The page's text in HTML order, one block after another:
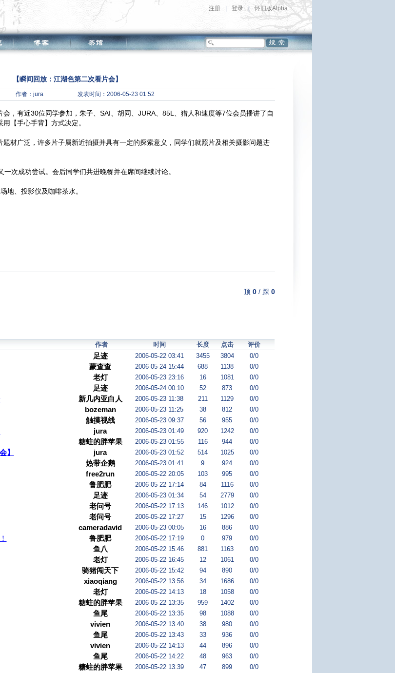
注册 登录 | 怀旧版Alpha
【瞬间回放：江湖色第二次看片会】
作者：jura 发表时间：2006-05-23 01:52
，有近30位同学参加，朱子、SAI、胡同、JURA、85L、猎人和速度等7位会员播讲了自
【手心手背】方式决定。
材广泛，许多片子属新近拍摄并具有一定的探索意义，同学们就照片及相关摄影问题进
次成功尝试。会后同学们共进晚餐并在席间继续讨论。
地、投影仪及咖啡茶水。
顶 0/ 踩 0
作者 时间 长度 点击 评价
足迹 2006-05-22 03:41 3455 3804 0/0
蒙查查 2006-05-24 15:44 688 1138 0/0
老灯 2006-05-23 23:16 16 1081 0/0
足迹 2006-05-24 00:10 52 873 0/0
新几内亚白人 2006-05-23 11:38 211 1129 0/0
bozeman 2006-05-23 11:25 38 812 0/0
触摸视线 2006-05-23 09:37 56 955 0/0
jura 2006-05-23 01:49 920 1242 0/0
糖蛀的胖苹果 2006-05-23 01:55 116 944 0/0
】 jura 2006-05-23 01:52 514 1025 0/0
热带企鹅 2006-05-23 01:41 9 924 0/0
free2run 2006-05-22 20:05 103 995 0/0
鲁肥肥 2006-05-22 17:14 84 1116 0/0
足迹 2006-05-23 01:34 54 2779 0/0
老问号 2006-05-22 17:13 146 1012 0/0
老问号 2006-05-22 17:27 15 1296 0/0
cameradavid 2006-05-23 00:05 16 886 0/0
鲁肥肥 2006-05-22 17:19 0 979 0/0
鱼八 2006-05-22 15:46 881 1163 0/0
老灯 2006-05-22 16:45 12 1061 0/0
骑猪闯天下 2006-05-22 15:42 94 890 0/0
xiaoqiang 2006-05-22 13:56 34 1686 0/0
老灯 2006-05-22 14:13 18 1058 0/0
糖蛀的胖苹果 2006-05-22 13:35 959 1402 0/0
鱼尾 2006-05-22 13:35 98 1088 0/0
vivien 2006-05-22 13:40 38 980 0/0
鱼尾 2006-05-22 13:43 33 936 0/0
vivien 2006-05-22 14:13 44 896 0/0
鱼尾 2006-05-22 14:22 48 963 0/0
糖蛀的胖苹果 2006-05-22 13:39 47 899 0/0